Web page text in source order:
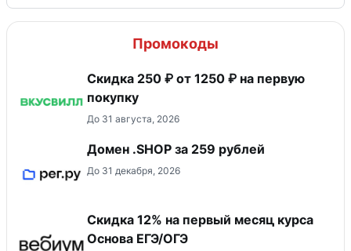
Промокоды
Скидка 250 ₽ от 1250 ₽ на первую
покупку
До 31 августа, 2026
Домен .SHOP за 259 рублей
До 31 декабря, 2026
Скидка 12% на первый месяц курса
Основа ЕГЭ/ОГЭ